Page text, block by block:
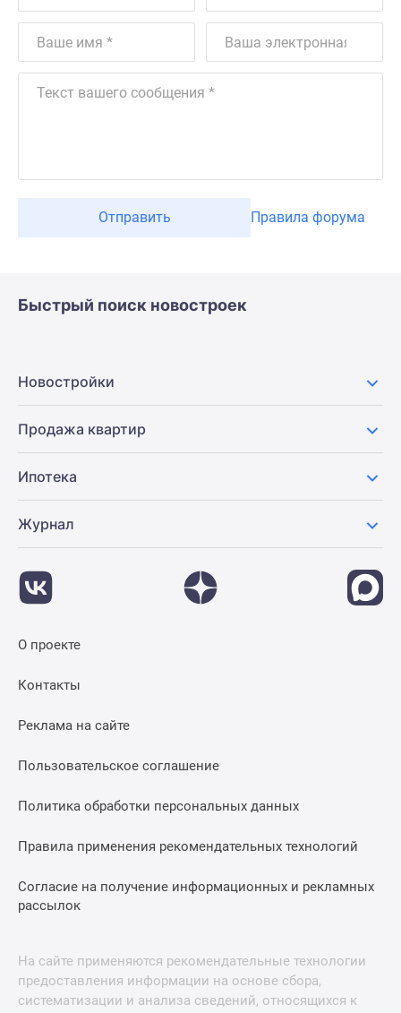
Отправить Правила форума
Быстрый поиск новостроек
Новостройки
Продажа квартир
Ипотека
Журнал
О проекте
Контакты
Реклама на сайте
Пользовательское соглашение
Политика обработки персональных данных
Правила применения рекомендательных технологий
Согласие на получение информационных и рекламных
рассылок
На сайте применяются рекомендательные технологии
предоставления информации на основе сбора,
систематизации и анализа сведений, относящихся к